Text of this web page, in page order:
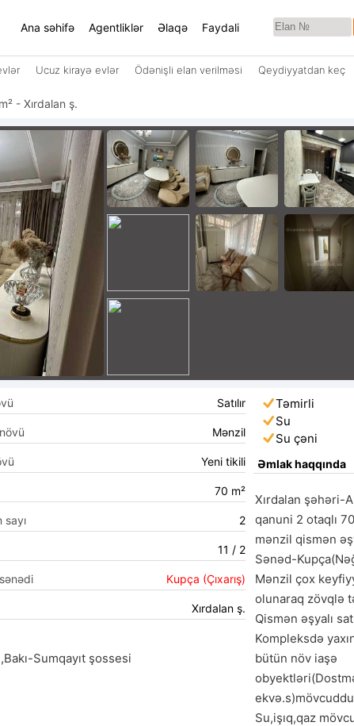
Ana səhifə Agentliklər Əlaqə Faydali
Ucuz kirayə evlər Ödənişli elan verilməsi Qeydiyyatdan keç
- Xırdalan ş.
Satılır
Mənzil
Yeni tikili
70 m²
sayı 2
11 / 2
Kupça (Çıxarış)
Xırdalan ş.
Sumqayıt şossesi
Təmirli
Su
Su çəni
Əmlak haqqında
Xırdalan şəhəri-
qanuni 2 otaqlı
mənzil qismən
Sənəd-
Mənzil çox
olunaraq zövqlə
Qismən əşyalı
Kompleksdə
bütün növ iaşə
Su,işıq,qaz